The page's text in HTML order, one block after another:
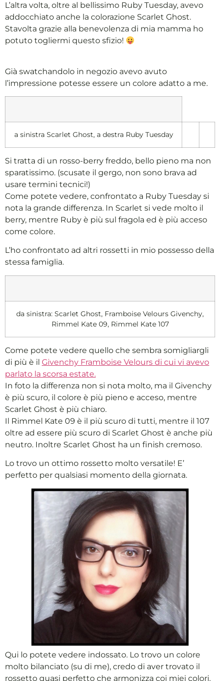
L’altra volta, oltre al bellissimo Ruby Tuesday, avevo
addocchiato anche la colorazione Scarlet Ghost.
Stavolta grazie alla benevolenza di mia mamma ho
potuto togliermi questo sfizio!
Già swatchandolo in negozio avevo avuto
l’impressione potesse essere un colore adatto a me.
a sinistra Scarlet Ghost, a destra Ruby Tuesday
Si tratta di un rosso-berry freddo, bello pieno ma non
sparatissimo. (scusate il gergo, non sono brava ad
usare termini tecnici!)
Come potete vedere, confrontato a Ruby Tuesday si
nota la grande differenza. In Scarlet si vede molto il
berry, mentre Ruby è più sul fragola ed è più acceso
come colore.
L’ho confrontato ad altri rossetti in mio possesso della
stessa famiglia.
da sinistra: Scarlet Ghost, Framboise Velours Givenchy,
Rimmel Kate 09, Rimmel Kate 107
Come potete vedere quello che sembra somigliargli
di più è il Givenchy Framboise Velours di cui vi avevo
parlato la scorsa estate.
In foto la differenza non si nota molto, ma il Givenchy
è più scuro, il colore è più pieno e acceso, mentre
Scarlet Ghost è più chiaro.
Il Rimmel Kate 09 è il più scuro di tutti, mentre il 107
oltre ad essere più scuro di Scarlet Ghost è anche più
neutro. Inoltre Scarlet Ghost ha un finish cremoso.
Lo trovo un ottimo rossetto molto versatile! E’
perfetto per qualsiasi momento della giornata.
Qui lo potete vedere indossato. Lo trovo un colore
molto bilanciato (su di me), credo di aver trovato il
rossetto quasi perfetto che armonizza coi miei colori.